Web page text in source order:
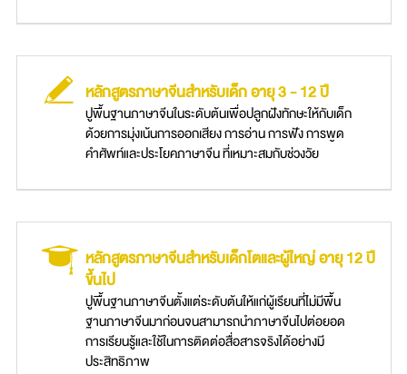
หลักสูตรภาษาจีนสำหรับเด็ก อายุ 3 - 12 ปี
ปูพื้นฐานภาษาจีนในระดับต้นเพื่อปลูกฝังทักษะให้กับเด็ก
ด้วยการมุ่งเน้นการออกเสียง การอ่าน การฟัง การพูด
คำศัพท์และประโยคภาษาจีน ที่เหมาะสมกับช่วงวัย
หลักสูตรภาษาจีนสำหรับเด็กโตและผู้ใหญ่ อายุ 12 ปี
ขึ้นไป
ปูพื้นฐานภาษาจีนตั้งแต่ระดับต้นให้แก่ผู้เรียนที่ไม่มีพื้น
ฐานภาษาจีนมาก่อนจนสามารถนำภาษาจีนไปต่อยอด
การเรียนรู้และใช้ในการติดต่อสื่อสารจริงได้อย่างมี
ประสิทธิภาพ